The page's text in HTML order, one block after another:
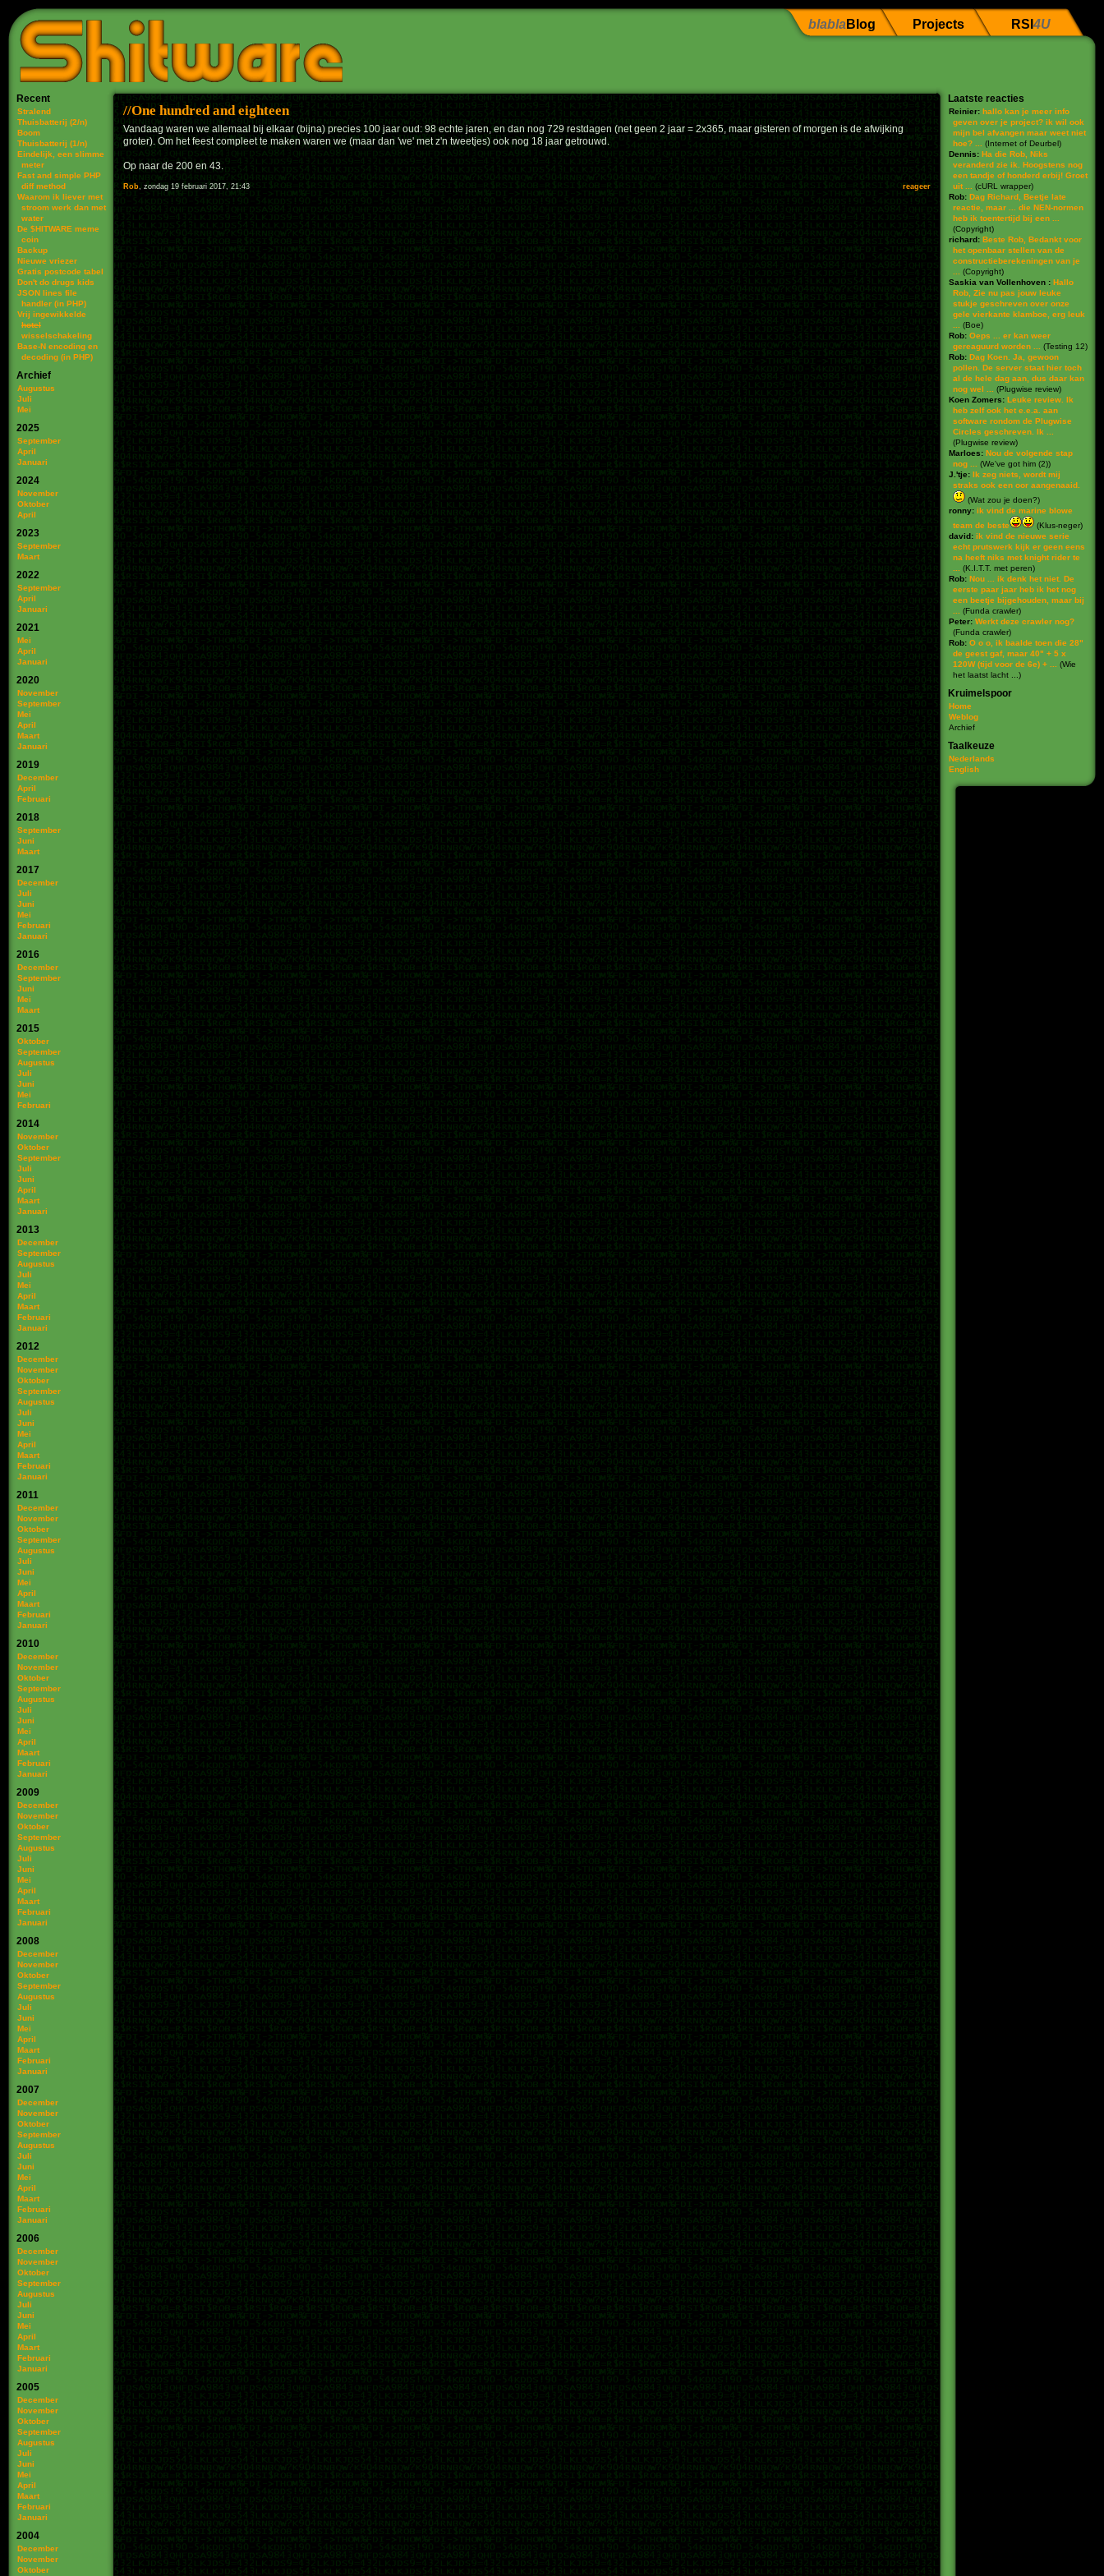
blabla Blog Projects RSI 4U
Recent
Stralend
Thuisbatterij (2/n)
Boom
Thuisbatterij (1/n)
Eindelijk, een slimme
meter
Fast and simple PHP
diff method
Waarom ik liever met
stroom werk dan met
water
De $HITWARE meme
coin
Backup
Nieuwe vriezer
Gratis postcode tabel
Don't do drugs kids
JSON lines file
handler (in PHP)
Vrij ingewikkelde
hotel
wisselschakeling
Base-N encoding en
decoding (in PHP)
Archief
Augustus
Juli
Mei
2025
September
April
Januari
2024
November
Oktober
April
2023
September
Maart
2022
September
April
Januari
2021
Mei
April
Januari
2020
November
September
Mei
April
Maart
Januari
2019
December
April
Februari
2018
September
Juni
Maart
2017
December
Juli
Juni
Mei
Februari
Januari
2016
December
September
Juni
Mei
Maart
2015
Oktober
September
Augustus
Juli
Juni
Mei
Februari
2014
November
Oktober
September
Juli
Juni
April
Maart
Januari
2013
December
September
Augustus
Juli
Mei
April
Maart
Februari
Januari
2012
December
November
Oktober
September
Augustus
Juli
Juni
Mei
April
Maart
Februari
Januari
2011
December
November
Oktober
September
Augustus
Juli
Juni
Mei
April
Maart
Februari
Januari
2010
December
November
Oktober
September
Augustus
Juli
Juni
Mei
April
Maart
Februari
Januari
2009
December
November
Oktober
September
Augustus
Juli
Juni
Mei
April
Maart
Februari
Januari
2008
December
November
Oktober
September
Augustus
Juli
Juni
Mei
April
Maart
Februari
Januari
2007
December
November
Oktober
September
Augustus
Juli
Juni
Mei
April
Maart
Februari
Januari
2006
December
November
Oktober
September
Augustus
Juli
Juni
Mei
April
Maart
Februari
Januari
2005
December
November
Oktober
September
Augustus
Juli
Juni
Mei
April
Maart
Februari
Januari
2004
December
November
Oktober
One hundred and eighteen
Vandaag waren we allemaal bij elkaar (bijna) precies 100 jaar oud: 98 echte jaren, en dan nog 729 restdagen (net geen 2 jaar = 2x365, maar gisteren of morgen is de afwijking
groter). Om het feest compleet te maken waren we (maar dan 'we' met z'n tweetjes) ook nog 18 jaar getrouwd.
Op naar de 200 en 43.
Rob, zondag 19 februari 2017, 21:43 reageer
Laatste reacties
Reinier: hallo kan je meer info
geven over je project? ik wil ook
mijn bel afvangen maar weet niet
hoe? ...
(Internet of Deurbel)
Dennis: Ha die Rob, Niks
veranderd zie ik. Hoogstens nog
een tandje of honderd erbij! Groet
uit ...
(cURL wrapper)
Rob: Dag Richard, Beetje late
reactie, maar ... die NEN-normen
heb ik toentertijd bij een ...
(Copyright)
richard: Beste Rob, Bedankt voor
het openbaar stellen van de
constructieberekeningen van je
(Copyright)
Saskia van Vollenhoven : Hallo
Rob, Zie nu pas jouw leuke
stukje geschreven over onze
gele vierkante klamboe, erg leuk
(Boe)
Rob: Oeps ... er kan weer
gereaguurd worden ...
(Testing 12)
Rob: Dag Koen. Ja, gewoon
pollen. De server staat hier toch
al de hele dag aan, dus daar kan
nog wel ...
(Plugwise review)
Koen Zomers: Leuke review. Ik
heb zelf ook het e.e.a. aan
software rondom de Plugwise
Circles geschreven. Ik ...
(Plugwise review)
Marloes: Nou de volgende stap
nog ...
(We've got him (2))
J.'tje: Ik zeg niets, wordt mij
straks ook een oor aangenaaid.
(Wat zou je doen?)
ronny: ik vind de marine blowe
team de beste
(Klus-neger)
david: ik vind de nieuwe serie
echt prutswerk kijk er geen eens
na heeft niks met knight rider te
(K.I.T.T. met peren)
Rob: Nou ... ik denk het niet. De
eerste paar jaar heb ik het nog
een beetje bijgehouden, maar bij
(Funda crawler)
Peter: Werkt deze crawler nog?
(Funda crawler)
Rob: O o o, ik baalde toen die 28"
de geest gaf, maar 40" + 5 x
120W (tijd voor de 6e) + ...
(Wie
het laatst lacht ... )
Kruimelspoor
Home
Weblog
Archief
Taalkeuze
Nederlands
English